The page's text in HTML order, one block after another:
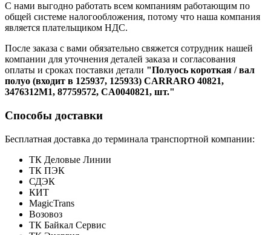
С нами выгодно работать всем компаниям работающим по
общей системе налогообложения, потому что наша компания
является плательщиком НДС.
После заказа с вами обязательно свяжется сотрудник нашей
компании для уточнения деталей заказа и согласования
оплаты и сроках поставки детали "Полуось короткая / вал
полуо (входит в 125937, 125933) CARRARO 40821,
3476312M1, 87759572, CA0040821, шт."
Способы доставки
Бесплатная доставка до терминала транспортной компании:
ТК Деловые Линии
ТК ПЭК
СДЭК
КИТ
MagicTrans
Возовоз
ТК Байкал Сервис